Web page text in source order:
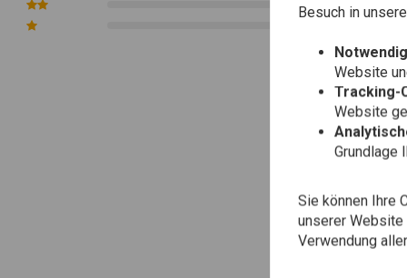
Besuch in
Website
Tracking-
Website
Grundlage
Sie können Ihre
unserer Website
Verwendung